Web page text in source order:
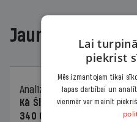
Jaunākajā
Analīze
06.08.2026.
Kā Šlesera partija palika
340 000 vērtu reklāmas
Lai
piekrist
Mēs izmantojam tikai
lapas darbībai un
vienmēr var mainīt